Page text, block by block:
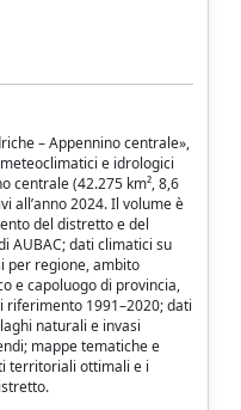
– Appennino centrale»,
e idrologici
centrale (42.275 km², 8,6
all’anno 2024. Il volume è
del distretto e del
AUBAC; dati climatici su
per regione, ambito
e capoluogo di provincia,
1991–2020; dati
naturali e invasi
mappe tematiche e
territoriali ottimali e i